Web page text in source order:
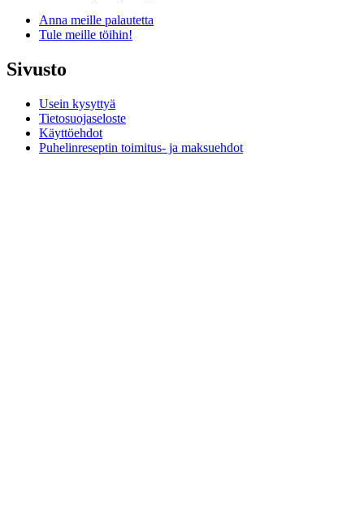
Anna meille palautetta
Tule meille töihin!
Sivusto
Usein kysyttyä
Tietosuojaseloste
Käyttöehdot
Puhelinreseptin toimitus- ja maksuehdot